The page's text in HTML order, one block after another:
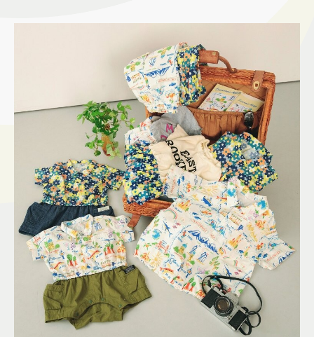
アクセス＆駐車場
スタッフ募集
プライバシーポリシー
Follow US